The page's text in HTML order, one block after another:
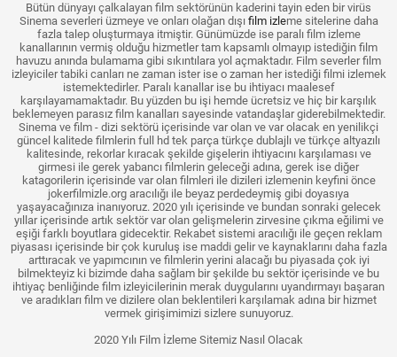
Bütün dünyayı çalkalayan film sektörünün kaderini tayin eden bir virüs
Sinema severleri üzmeye ve onları olağan dışı film izleme sitelerine daha
fazla talep oluşturmaya itmiştir. Günümüzde ise paralı film izleme
kanallarının vermiş olduğu hizmetler tam kapsamlı olmayıp istediğin film
havuzu anında bulamama gibi sıkıntılara yol açmaktadır. Film severler film
izleyiciler tabiki canları ne zaman ister ise o zaman her istediği filmi izlemek
istemektedirler. Paralı kanallar ise bu ihtiyacı maalesef
karşılayamamaktadır. Bu yüzden bu işi hemde ücretsiz ve hiç bir karşılık
beklemeyen parasız film kanalları sayesinde vatandaşlar giderebilmektedir.
Sinema ve film - dizi sektörü içerisinde var olan ve var olacak en yenilikçi
güncel kalitede filmlerin full hd tek parça türkçe dublajlı ve türkçe altyazılı
kalitesinde, rekorlar kıracak şekilde gişelerin ihtiyacını karşılaması ve
girmesi ile gerek yabancı filmlerin geleceği adına, gerek ise diğer
katagorilerin içerisinde var olan filmleri ile dizileri izlemenin keyfini önce
jokerfilmizle.org aracılığı ile beyaz perdedeymiş gibi doyasıya
yaşayacağınıza inanıyoruz. 2020 yılı içerisinde ve bundan sonraki gelecek
yıllar içerisinde artık sektör var olan gelişmelerin zirvesine çıkma eğilimi ve
eşiği farklı boyutlara gidecektir. Rekabet sistemi aracılığı ile geçen reklam
piyasası içerisinde bir çok kuruluş ise maddi gelir ve kaynaklarını daha fazla
arttıracak ve yapımcının ve filmlerin yerini alacağı bu piyasada çok iyi
bilmekteyiz ki bizimde daha sağlam bir şekilde bu sektör içerisinde ve bu
ihtiyaç benliğinde film izleyicilerinin merak duygularını uyandırmayı başaran
ve aradıkları film ve dizilere olan beklentileri karşılamak adına bir hizmet
vermek girişimimizi sizlere sunuyoruz.
2020 Yılı Film İzleme Sitemiz Nasıl Olacak